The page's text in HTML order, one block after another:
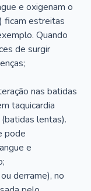
e oxigenam o
ficam estreitas
Quando
de surgir
nas batidas
taquicardia
lentas).
pode
e
derrame), no